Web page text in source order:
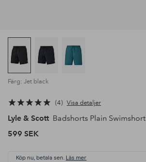
Färg: Jet black
4 Visa detaljer
Lyle & Scott Badshorts Plain Swimshort
599 SEK
Köp nu, betala sen. Läs mer